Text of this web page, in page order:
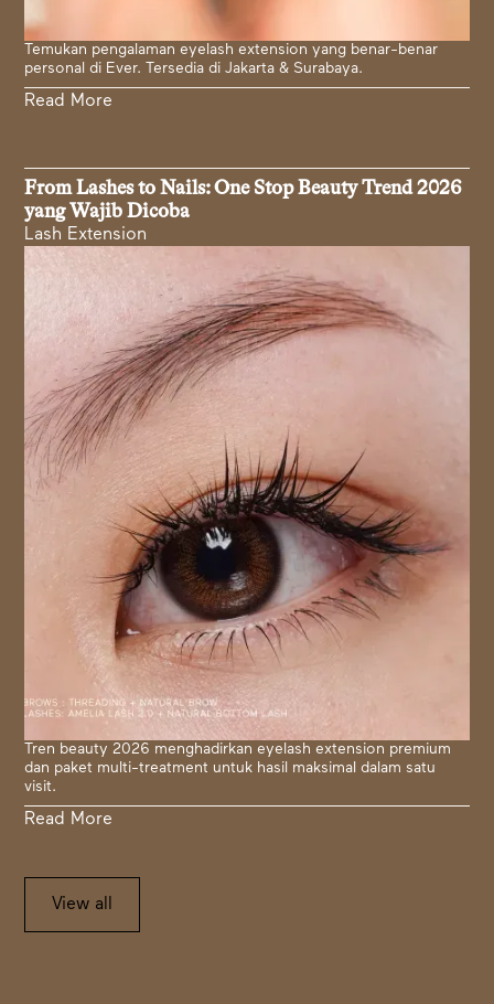
Temukan pengalaman eyelash extension yang benar-benar
personal di Ever. Tersedia di Jakarta & Surabaya.
Read More
From Lashes to Nails: One Stop Beauty Trend 2026
yang Wajib Dicoba
Lash Extension
Tren beauty 2026 menghadirkan eyelash extension premium
dan paket multi-treatment untuk hasil maksimal dalam satu
visit.
Read More
View all